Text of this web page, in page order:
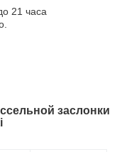
21 часа
заслонки